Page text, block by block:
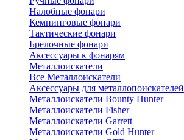
Налобные фонари
Кемпинговые фонари
Тактические фонари
Брелочные фонари
Аксессуары к фонарям
Металлоискатели
Все Металлоискатели
Аксессуары для металлопоискателей
Металлоискатели Bounty Hunter
Металлоискатели Fisher
Металлоискатели Garrett
Металлоискатели Gold Hunter